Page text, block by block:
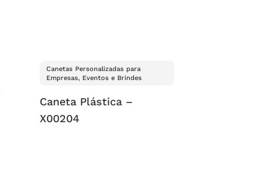
Canetas Personalizadas para
Empresas, Eventos e Brindes
Caneta Plástica –
X00204